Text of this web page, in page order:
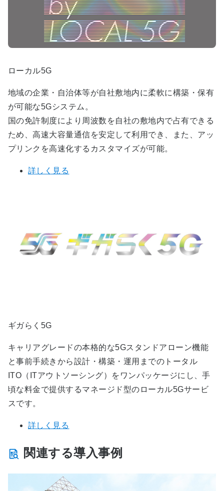
ローカル5G
地域の企業・自治体等が自社敷地内に柔軟に構築・保有
が可能な5Gシステム。
国の免許制度により周波数を自社の敷地内で占有できる
ため、高速大容量通信を安定して利用でき、また、アッ
プリンクを高速化するカスタマイズが可能。
詳しく見る
ギガらく5G
キャリアグレードの本格的な5Gスタンドアローン機能
と事前手続きから設計・構築・運用までのトータル
ITO（ITアウトソーシング）をワンパッケージにし、手
頃な料金で提供するマネージド型のローカル5Gサービ
スです。
詳しく見る
関連する導入事例